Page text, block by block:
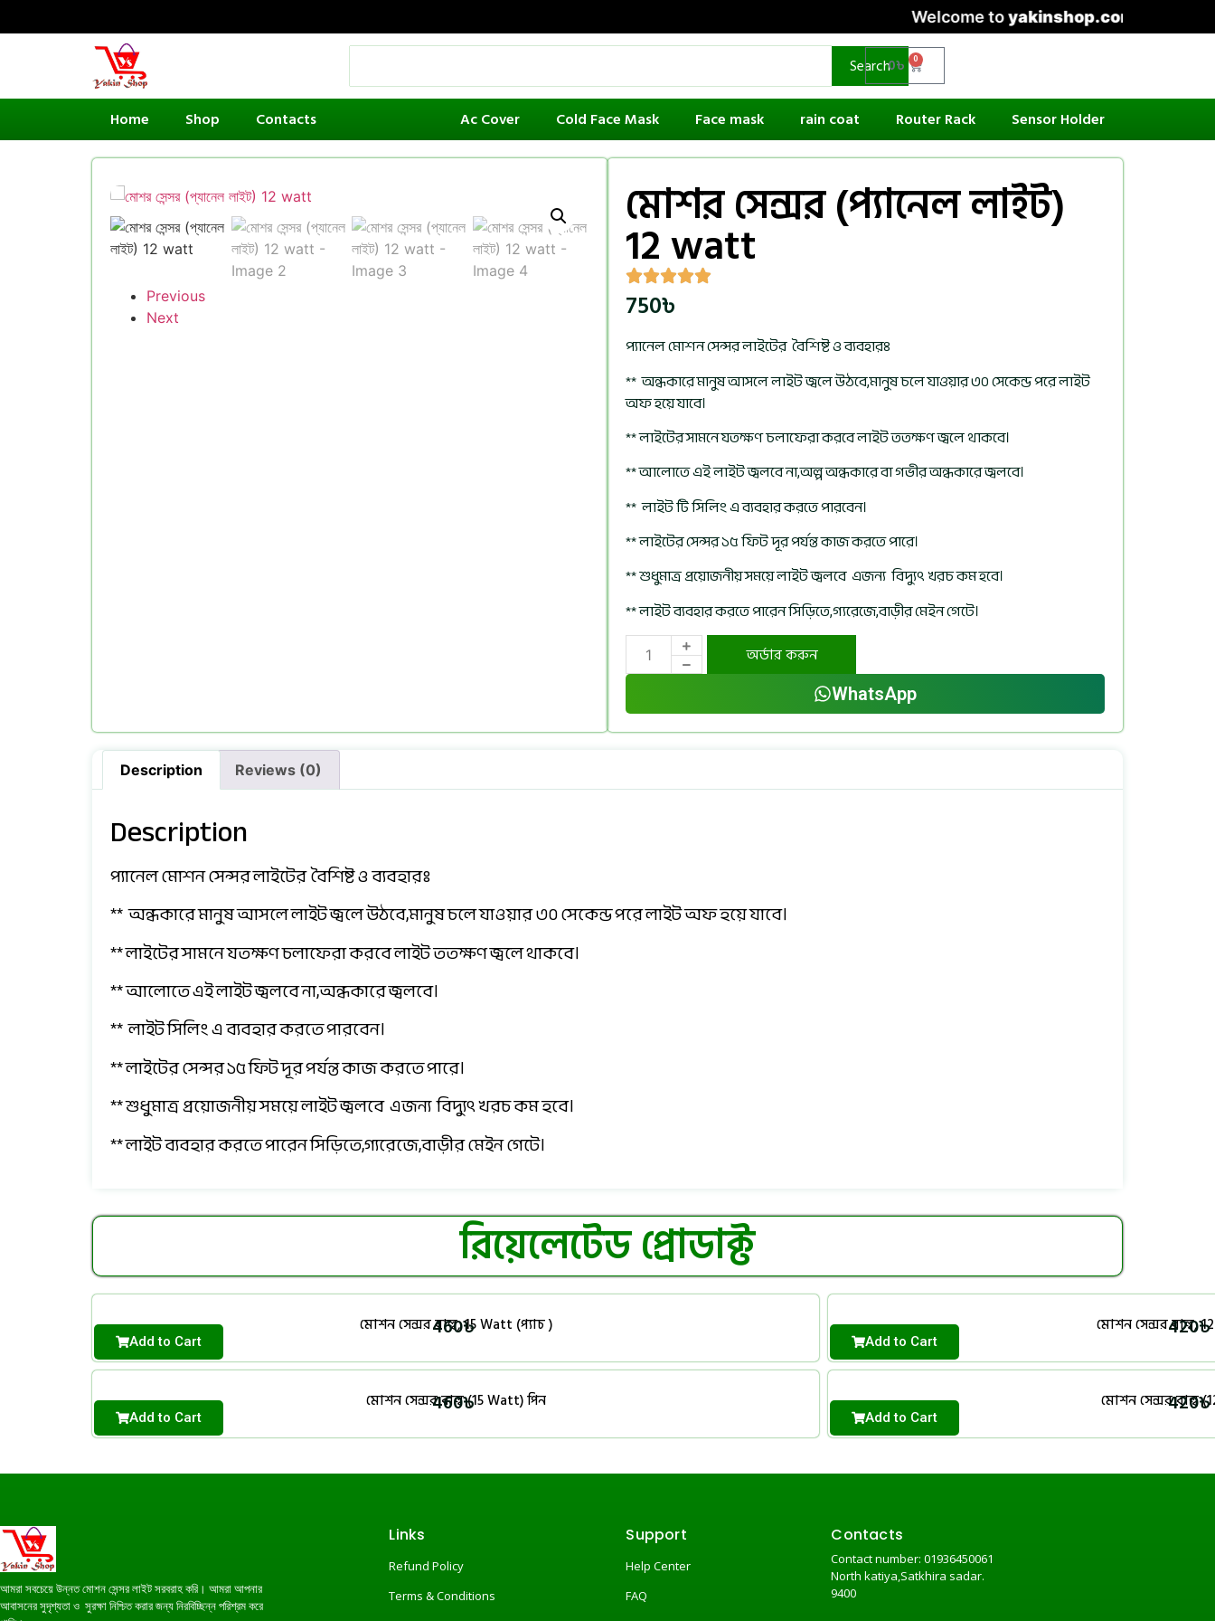
Welcome toyakinshop.com— Unmatched
Search0৳ 0
Home Shop Contacts Ac Cover Cold Face Mask Face mask rain coat Router Rack Sensor Holder
Previous
Next
মোশর সেন্সর (প্যানেল লাইট)
12 watt
750৳
প্যানেল মোশন সেন্সর লাইটের বৈশিষ্ট ও ব্যবহারঃ
** অন্ধকারে মানুষ আসলে লাইট জ্বলে উঠবে,মানুষ চলে যাওয়ার ৩০ সেকেন্ড পরে লাইট
অফ হয়ে যাবে।
** লাইটের সামনে যতক্ষণ চলাফেরা করবে লাইট ততক্ষণ জ্বলে থাকবে।
** আলোতে এই লাইট জ্বলবে না,অল্প অন্ধকারে বা গভীর অন্ধকারে জ্বলবে।
** লাইট টি সিলিং এ ব্যবহার করতে পারবেন।
** লাইটের সেন্সর ১৫ ফিট দূর পর্যন্ত কাজ করতে পারে।
** শুধুমাত্র প্রয়োজনীয় সময়ে লাইট জ্বলবে এজন্য বিদ্যুৎ খরচ কম হবে।
** লাইট ব্যবহার করতে পারেন সিড়িতে,গ্যরেজে,বাড়ীর মেইন গেটে।
অর্ডার করুন
WhatsApp
Description Reviews (0)
Description
প্যানেল মোশন সেন্সর লাইটের বৈশিষ্ট ও ব্যবহারঃ
** অন্ধকারে মানুষ আসলে লাইট জ্বলে উঠবে,মানুষ চলে যাওয়ার ৩০ সেকেন্ড পরে লাইট অফ হয়ে যাবে।
** লাইটের সামনে যতক্ষণ চলাফেরা করবে লাইট ততক্ষণ জ্বলে থাকবে।
** আলোতে এই লাইট জ্বলবে না,অন্ধকারে জ্বলবে।
** লাইট সিলিং এ ব্যবহার করতে পারবেন।
** লাইটের সেন্সর ১৫ ফিট দূর পর্যন্ত কাজ করতে পারে।
** শুধুমাত্র প্রয়োজনীয় সময়ে লাইট জ্বলবে এজন্য বিদ্যুৎ খরচ কম হবে।
** লাইট ব্যবহার করতে পারেন সিড়িতে,গ্যরেজে,বাড়ীর মেইন গেটে।
রিয়েলেটেড প্রোডাক্ট
মোশন সেন্সর বাল্ব, 15 Watt (প্যাচ )
460৳
Add to Cart
মোশন সেন্সর বাল্ব,
420৳
Add to Cart
মোশন সেন্সর বাল্ব (15 Watt) পিন
460৳
Add to Cart
মোশন সেন্সর বাল্ব
420৳
Add to Cart
আমরা সবচেয়ে উন্নত মোশন সেন্সর লাইট সরবরাহ করি। আমরা আপনার
আবাসনের সুদৃশ্যতা ও সুরক্ষা নিশ্চিত করার জন্য নিরবিচ্ছিন্ন পরিশ্রম করে
Links
Refund Policy
Terms & Conditions
Support
Help Center
FAQ
Contacts
Contact number: 01936450061
North katiya,Satkhira sadar.
9400